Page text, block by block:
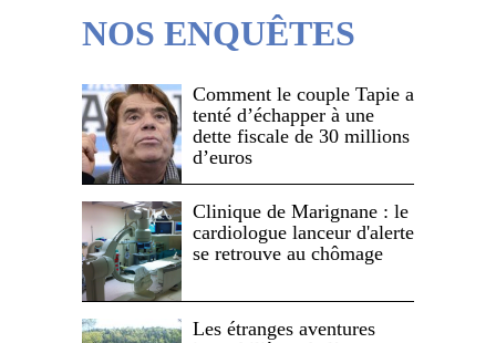
NOS ENQUÊTES
Comment le couple Tapie a
tenté d’échapper à une
dette fiscale de 30 millions
d’euros
Clinique de Marignane : le
cardiologue lanceur d'alerte
se retrouve au chômage
Les étranges aventures